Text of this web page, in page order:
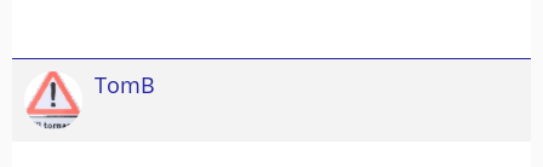
TomB